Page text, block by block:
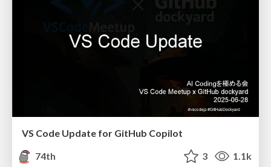
VS Code Update for GitHub Copilot
74th
3 1.1k